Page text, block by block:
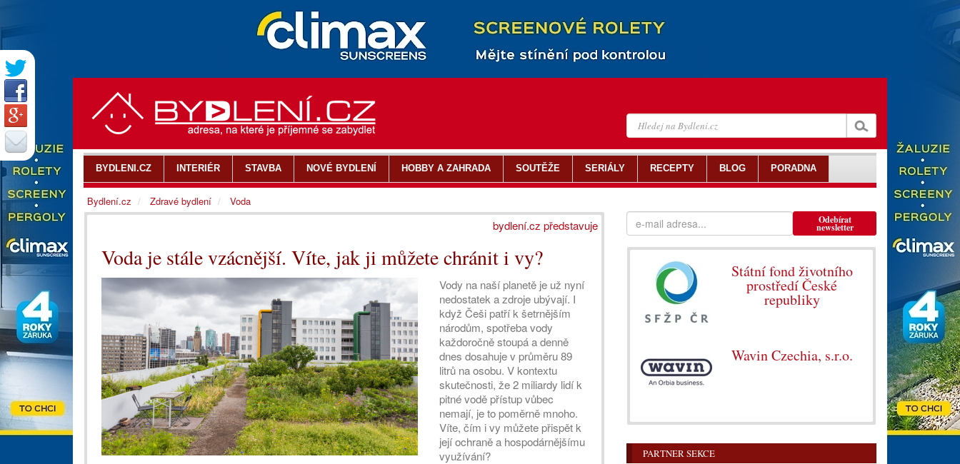
bydlení.cz představuje
Voda je stále vzácnější. Víte, jak ji můžete chránit i vy?
Vody na naší planetě je už nyní
nedostatek a zdroje ubývají. I
když Češi patří k šetrnějším
národům, spotřeba vody
každoročně stoupá a denně
dnes dosahuje v průměru 89
litrů na osobu. V kontextu
skutečnosti, že 2 miliardy lidí k
pitné vodě přístup vůbec
nemají, je to poměrně mnoho.
Víte, čím i vy můžete přispět k
její ochraně a hospodárnějšímu
využívání?
Odebírat
newsletter
Státní fond životního
prostředí České
republiky
Wavin Czechia, s.r.o.
PARTNER SEKCE
BYDLENI.CZ INTERIÉR STAVBA NOVÉ BYDLENÍ HOBBY A ZAHRADA SOUTĚŽE SERIÁLY RECEPTY BLOG PORADNA
Bydlení.cz Zdravé bydlení Voda